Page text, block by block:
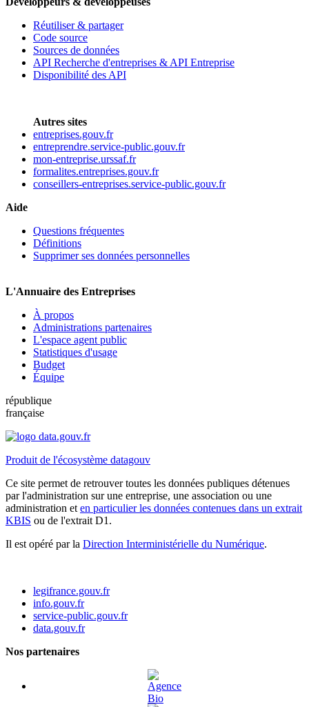
Réutiliser & partager
Code source
Sources de données
API Recherche d'entreprises & API Entreprise
Disponibilité des API
Autres sites
entreprises.gouv.fr
entreprendre.service-public.gouv.fr
mon-entreprise.urssaf.fr
formalites.entreprises.gouv.fr
conseillers-entreprises.service-public.gouv.fr
Aide
Questions fréquentes
Définitions
Supprimer ses données personnelles
L'Annuaire des Entreprises
À propos
Administrations partenaires
L'espace agent public
Statistiques d'usage
Budget
Équipe
république
française
Produit de l'écosystème datagouv
Ce site permet de retrouver toutes les données publiques détenues
par l'administration sur une entreprise, une association ou une
administration et en particulier les données contenues dans un extrait
KBIS ou de l'extrait D1.
Il est opéré par la Direction Interministérielle du Numérique.
legifrance.gouv.fr
info.gouv.fr
service-public.gouv.fr
data.gouv.fr
Nos partenaires